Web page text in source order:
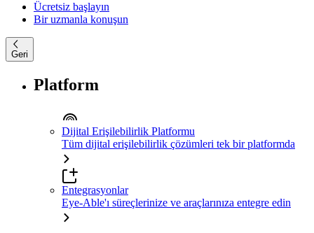
Ücretsiz başlayın
Bir uzmanla konuşun
Geri
Platform
Dijital Erişilebilirlik Platformu
Tüm dijital erişilebilirlik çözümleri tek bir platformda
Entegrasyonlar
Eye-Able'ı süreçlerinize ve araçlarınıza entegre edin